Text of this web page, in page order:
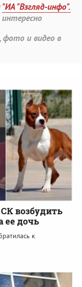
"ИА "Взгляд-инфо".
и видео в
возбудить
ее дочь
к